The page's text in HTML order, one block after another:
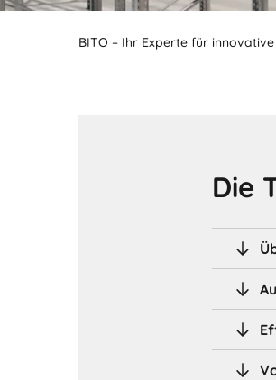
BITO – Ihr Experte für
Die